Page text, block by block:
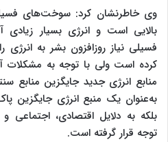
وی خاطرنشان کرد: سوخت‌های
بالایی است و انرژی بسیار
فسیلی نیاز روزافزون بشر به
کرده است ولی با توجه به مشکلات
منابع انرژی جدید جایگزین منابع
به‌عنوان یک منبع انرژی جایگزین
بلکه به دلایل اقتصادی، اجتماعی
توجه قرار گرفته است.